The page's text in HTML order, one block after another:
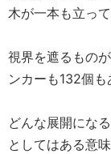
木が一本も立っ
視界を遮るもの
ンカーも132個も
どんな展開にな
としてはある意